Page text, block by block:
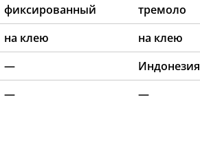
фиксированный
тремоло
на клею
на клею
—
Индонезия
— —